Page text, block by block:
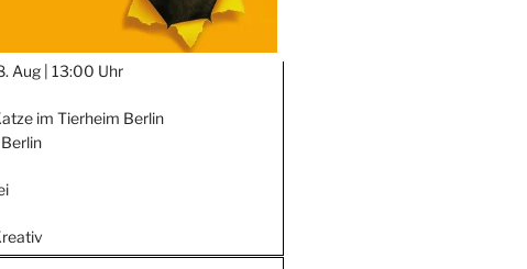
Aug | 13:00 Uhr
im Tierheim Berlin